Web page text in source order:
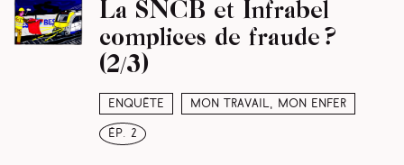
Enquête Mon travail, mon enfer
ép. 2
La SNCB et Infrabel
complices de fraude ?
(2/3)